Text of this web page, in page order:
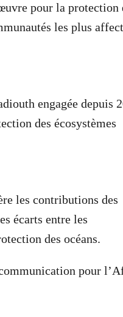
pour la protection
les plus
engagée depuis
des écosystèmes
les contributions des
écarts entre les
des océans.
pour